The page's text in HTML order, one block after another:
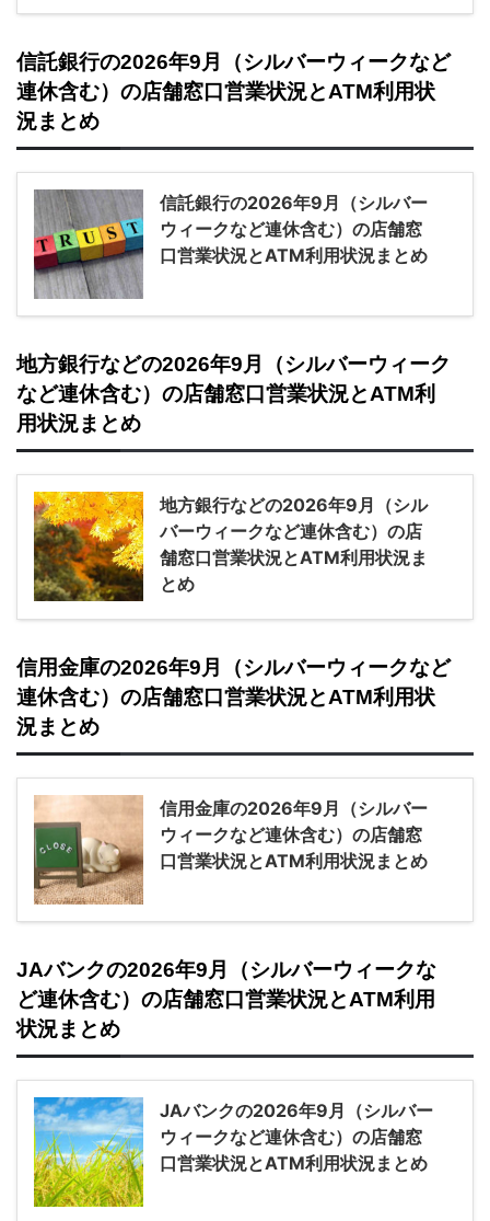
信託銀行の2026年9月（シルバーウィークなど
連休含む）の店舗窓口営業状況とATM利用状
況まとめ
信託銀行の2026年9月（シルバー
ウィークなど連休含む）の店舗窓
口営業状況とATM利用状況まとめ
地方銀行などの2026年9月（シルバーウィーク
など連休含む）の店舗窓口営業状況とATM利
用状況まとめ
地方銀行などの2026年9月（シル
バーウィークなど連休含む）の店
舗窓口営業状況とATM利用状況ま
とめ
信用金庫の2026年9月（シルバーウィークなど
連休含む）の店舗窓口営業状況とATM利用状
況まとめ
信用金庫の2026年9月（シルバー
ウィークなど連休含む）の店舗窓
口営業状況とATM利用状況まとめ
JAバンクの2026年9月（シルバーウィークな
ど連休含む）の店舗窓口営業状況とATM利用
状況まとめ
JAバンクの2026年9月（シルバー
ウィークなど連休含む）の店舗窓
口営業状況とATM利用状況まとめ